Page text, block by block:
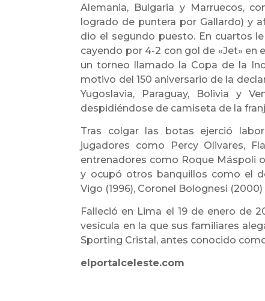
Alemania, Bulgaria y Marruecos,
logrado de puntera por Gallardo) y
dio el segundo puesto. En cuartos
cayendo por 4-2 con gol de «Jet» en
un torneo llamado la Copa de la
motivo del 150 aniversario de la
Yugoslavia, Paraguay, Bolivia y
despidiéndose de camiseta de la
Tras colgar las botas ejerció
jugadores como Percy Olivares,
entrenadores como Roque Máspoli
y ocupó otros banquillos como el
Vigo (1996), Coronel Bolognesi
Falleció en Lima el 19 de enero de
vesícula en la que sus familiares
Sporting Cristal, antes conocido
elportalceleste.com